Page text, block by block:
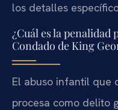
los detalles
¿Cuál es la
Condado de King
El abuso infantil que
procesa como delito